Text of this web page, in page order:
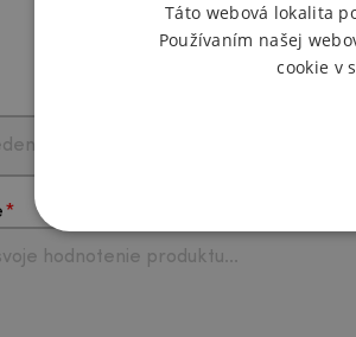
Táto webová lokalita
Používaním našej
cookie v